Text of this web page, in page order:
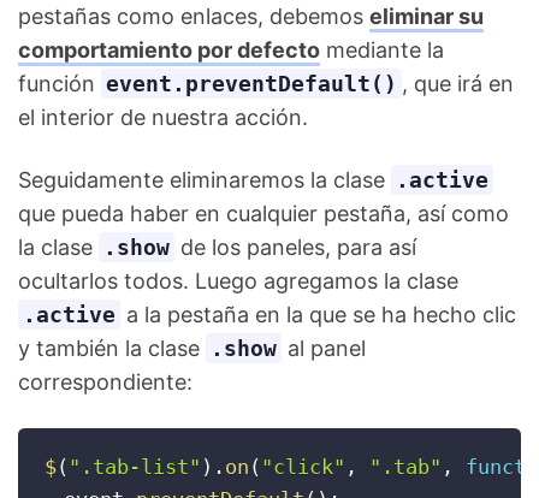
pestañas como enlaces, debemos eliminar su
comportamiento por defecto mediante la
función event.preventDefault() , que irá en
el interior de nuestra acción.
Seguidamente eliminaremos la clase
.active
que pueda haber en cualquier pestaña, así como
la clase
.show de los paneles, para así
ocultarlos todos. Luego agregamos la clase
.active a la pestaña en la que se ha hecho clic
y también la clase
.show al panel
correspondiente:
$( ".tab-list" ) . on ( "click" , ".tab" ,